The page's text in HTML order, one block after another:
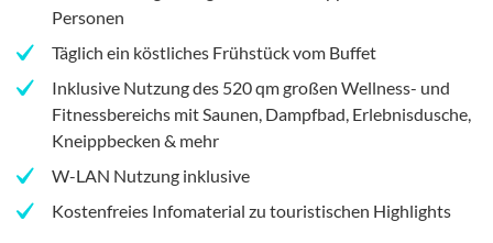
Personen
Täglich ein köstliches Frühstück vom Buffet
Inklusive Nutzung des 520 qm großen Wellness- und
Fitnessbereichs mit Saunen, Dampfbad, Erlebnisdusche,
Kneippbecken & mehr
W-LAN Nutzung inklusive
Kostenfreies Infomaterial zu touristischen Highlights